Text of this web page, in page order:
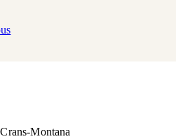
Crans-Montana